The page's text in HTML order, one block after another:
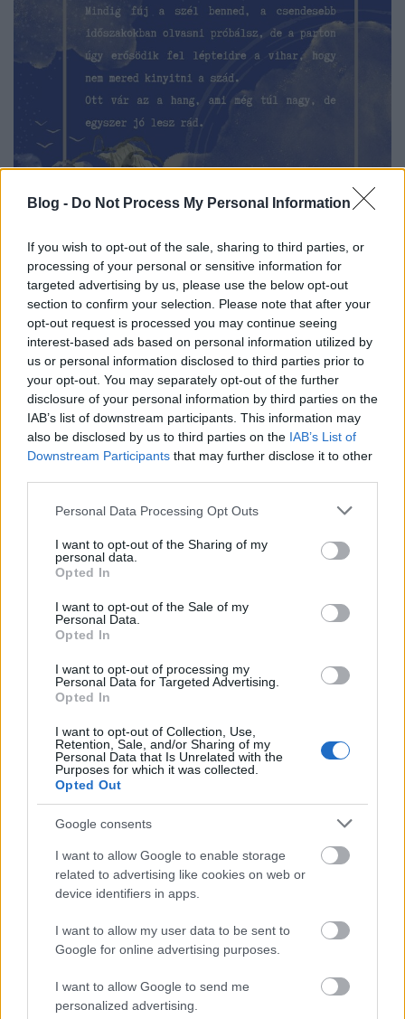
Blog - Do Not Process My Personal Information
If you wish to opt-out of the sale, sharing to third parties, or
processing of your personal or sensitive information for
targeted advertising by us, please use the below opt-out
section to confirm your selection. Please note that after your
opt-out request is processed you may continue seeing
interest-based ads based on personal information utilized by
us or personal information disclosed to third parties prior to
your opt-out. You may separately opt-out of the further
disclosure of your personal information by third parties on the
IAB’s list of downstream participants. This information may
also be disclosed by us to third parties on the IAB’s List of
Downstream Participants that may further disclose it to other
Please note that this website/app uses one or more Google
not limited to your visit or usage behaviour. You may click to
grant or deny consent to Google and its third-party tags to
use your data for below specified purposes in below Google
consent section.
Personal Data Processing Opt Outs
I want to opt-out of the Sharing of my
personal data.
Opted In
I want to opt-out of the Sale of my
Personal Data.
Opted In
I want to opt-out of processing my
Personal Data for Targeted Advertising.
Opted In
I want to opt-out of Collection, Use,
Retention, Sale, and/or Sharing of my
Personal Data that Is Unrelated with the
Purposes for which it was collected.
Opted Out
Google consents
I want to allow Google to enable storage
related to advertising like cookies on web or
device identifiers in apps.
I want to allow my user data to be sent to
Google for online advertising purposes.
I want to allow Google to send me
personalized advertising.
nagy, de egyszer jó lesz rád.”
Egy felnőtt kliens naplójából: Gondolatok a
diagnózis utáni gyászfolyamatról későn
diagnosztizált AuDHD-s szemmel
NeuroHarmonia2020•2024. december 04.
Bambusz I Tóth Réka Ágnes Ugyanaz a kakas
minden éjfélkor.Valószínűleg a kék volt még éjjel
isolyan megtévesztő, mint egy időbenfeladott
képeslap: legyőz távolságot,átaludt estéket, fel nem
légzési…
“Régen azt hittem, én vagyok a
legfurcsább ember a Földön…”
Egy felnőtt kliens naplójából: Gondolatok a
AuDHD-s szemmel
NeuroHarmonia2020•2024. november 27.
Nagyjából 24 éves korom körül találkoztam Frida